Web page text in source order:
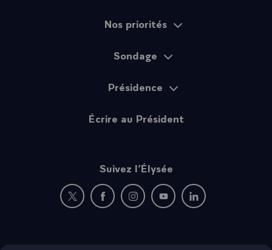
Nos priorités
Sondage
Présidence
Écrire au Président
Suivez l’Élysée
Nouvelle fenêtre : rejoignez-nous sur Twitter
Nouvelle fenêtre : rejoignez-nous sur
Nouvelle fenêtre : rejoignez-nous
Nouvelle fenêtre :
Nouvelle fenêtre :